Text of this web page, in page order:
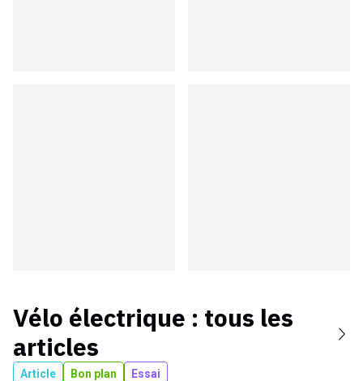
Vélo électrique : tous les
articles
Article Bon plan Essai